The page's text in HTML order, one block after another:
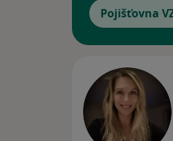
Pojišťovna